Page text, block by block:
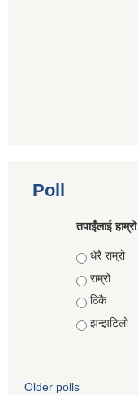
Poll
तपाईंलाई
Choices
धेरै राम्रो
राम्रो
ठिकै
झन्झटिलो
Older polls